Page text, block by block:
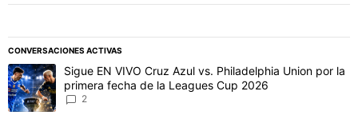
CONVERSACIONES ACTIVAS
Este listado muestra los artículos con más comentarios en los
Un artículo de tendencia con el título "Sigue EN VIVO Cruz Azul
Sigue EN VIVO Cruz Azul vs. Philadelphia Union por la
primera fecha de la Leagues Cup 2026
2